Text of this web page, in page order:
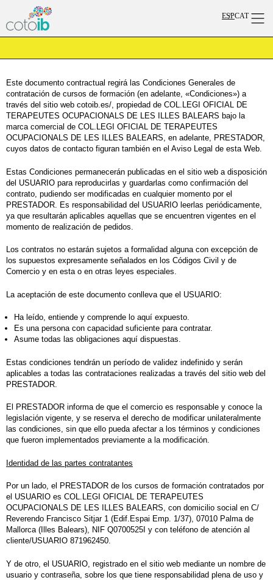
ESPCAT
Este documento contractual regirá las Condiciones Generales de
contratación de cursos de formación (en adelante, «Condiciones») a
través del sitio web cotoib.es/, propiedad de COL.LEGI OFICIAL DE
TERAPEUTES OCUPACIONALS DE LES ILLES BALEARS bajo la
marca comercial de COL.LEGI OFICIAL DE TERAPEUTES
OCUPACIONALS DE LES ILLES BALEARS, en adelante, PRESTADOR,
cuyos datos de contacto figuran también en el Aviso Legal de esta Web.
Estas Condiciones permanecerán publicadas en el sitio web a disposición
del USUARIO para reproducirlas y guardarlas como confirmación del
contrato, pudiendo ser modificadas en cualquier momento por el
PRESTADOR. Es responsabilidad del USUARIO leerlas periódicamente,
ya que resultarán aplicables aquellas que se encuentren vigentes en el
momento de realización de pedidos.
Los contratos no estarán sujetos a formalidad alguna con excepción de
los supuestos expresamente señalados en los Códigos Civil y de
Comercio y en esta o en otras leyes especiales.
La aceptación de este documento conlleva que el USUARIO:
Ha leído, entiende y comprende lo aquí expuesto.
Es una persona con capacidad suficiente para contratar.
Asume todas las obligaciones aquí dispuestas.
Estas condiciones tendrán un período de validez indefinido y serán
aplicables a todas las contrataciones realizadas a través del sitio web del
PRESTADOR.
El PRESTADOR informa de que el comercio es responsable y conoce la
legislación vigente, y se reserva el derecho de modificar unilateralmente
las condiciones, sin que ello pueda afectar a los términos y condiciones
que fueron implementados previamente a la modificación.
Identidad de las partes contratantes
Por un lado, el PRESTADOR de los cursos de formación contratados por
el USUARIO es COL.LEGI OFICIAL DE TERAPEUTES
OCUPACIONALS DE LES ILLES BALEARS, con domicilio social en C/
Reverendo Francisco Sitjar 1 (Edif.Espai Emp. 1/37), 07010 Palma de
Mallorca (Illes Balears), NIF Q0700525I y con teléfono de atención al
cliente/USUARIO 871962450.
Y de otro, el USUARIO, registrado en el sitio web mediante un nombre de
usuario y contraseña , sobre los que tiene responsabilidad plena de uso y